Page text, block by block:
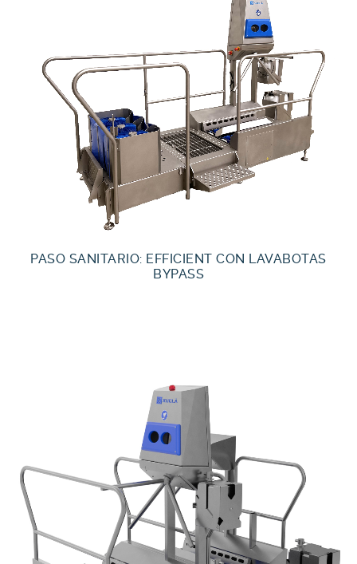
PASO SANITARIO: EFFICIENT CON LAVABOTAS
BYPASS